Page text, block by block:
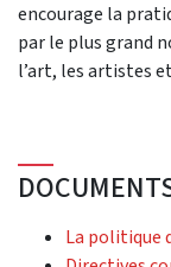
encourage la
par le plus grand
l’art, les artistes
La politique